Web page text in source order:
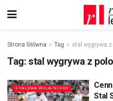
Strona Główna Tag stal wygrywa z
Tag: stal wygrywa z
STALOWA WOLA/NISKO
Stal